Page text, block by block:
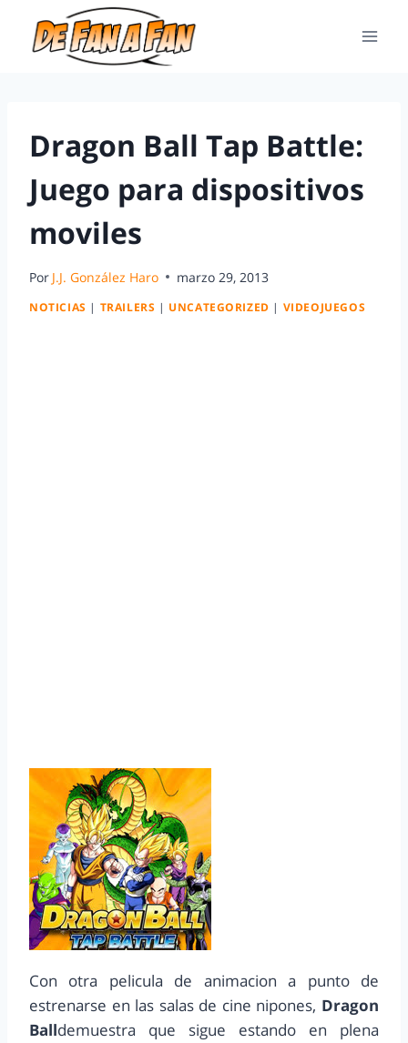
Dragon Ball Tap Battle:
Juego para dispositivos
moviles
Por J.J. González Haro marzo 29, 2013
NOTICIAS | TRAILERS | UNCATEGORIZED | VIDEOJUEGOS
Con otra pelicula de animacion a punto de
estrenarse en las salas de cine nipones, Dragon
Balldemuestra que sigue estando en plena